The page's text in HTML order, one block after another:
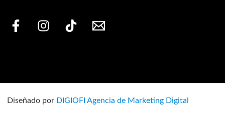
Diseñado por DIGIOFI Agencia de Marketing Digital